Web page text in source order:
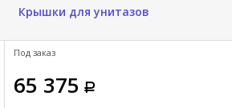
Крышки для унитазов
65 375
Под заказ